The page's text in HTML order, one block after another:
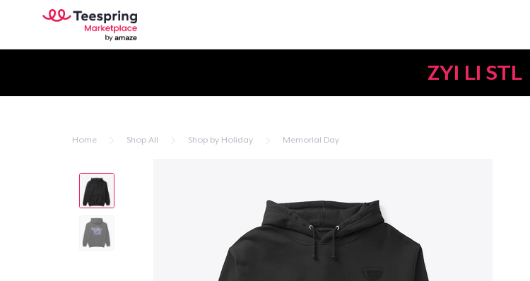
ZYI LI STL
Home Shop All Shop by Holiday Memorial Day